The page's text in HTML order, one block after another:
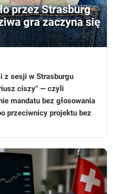
przez Strasburg
gra zaczyna się
z sesji w Strasburgu
ciszy" — czyli
mandatu bez głosowania
przeciwnicy projektu bez